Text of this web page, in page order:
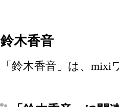
鈴木香音
「鈴木香音」は、mixi